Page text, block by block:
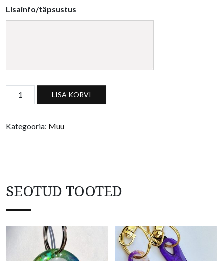
Lisainfo/täpsustus
Ostukorvi avaja, erinevad värvid kogus
LISA KORVI
Kategooria: Muu
SEOTUD TOOTED